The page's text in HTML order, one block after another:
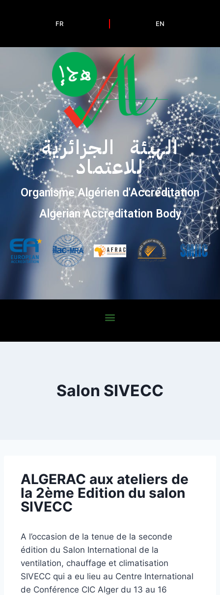
FR EN
الهيئة الجزائرية
للاعتماد
Organisme Algérien d'Accréditation
Algerian Accreditation Body
Salon SIVECC
ALGERAC aux ateliers de
la 2ème Edition du salon
SIVECC
A l’occasion de la tenue de la seconde
édition du Salon International de la
ventilation, chauffage et climatisation
SIVECC qui a eu lieu au Centre International
de Conférence CIC Alger du 13 au 16